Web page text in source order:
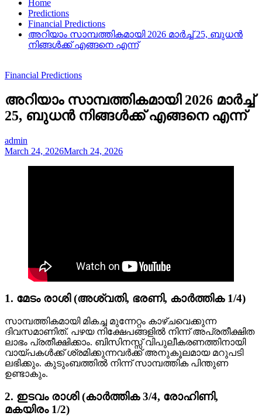
Home
Predictions
Financial Predictions
അറിയാം സാമ്പത്തികമായി 2026 മാർച്ച് 25, ബുധൻ
നിങ്ങൾക്ക് എങ്ങനെ എന്ന്
Financial Predictions
അറിയാം സാമ്പത്തികമായി 2026 മാർച്ച്
25, ബുധൻ നിങ്ങൾക്ക് എങ്ങനെ എന്ന്
admin
March 24, 2026March 24, 2026
1. മേടം രാശി (അശ്വതി, ഭരണി, കാർത്തിക 1/4)
സാമ്പത്തികമായി മികച്ച മുന്നേറ്റം കാഴ്ചവെക്കുന്ന
ദിവസമാണിത്. പഴയ നിക്ഷേപങ്ങളിൽ നിന്ന് അപ്രതീക്ഷിത
ലാഭം പ്രതീക്ഷിക്കാം. ബിസിനസ്സ് വിപുലീകരണത്തിനായി
വായ്പകൾക്ക് ശ്രമിക്കുന്നവർക്ക് അനുകൂലമായ മറുപടി
ലഭിക്കും. കുടുംബത്തിൽ നിന്ന് സാമ്പത്തിക പിന്തുണ
ഉണ്ടാകും.
2. ഇടവം രാശി (കാർത്തിക 3/4, രോഹിണി,
മകയിരം 1/2)